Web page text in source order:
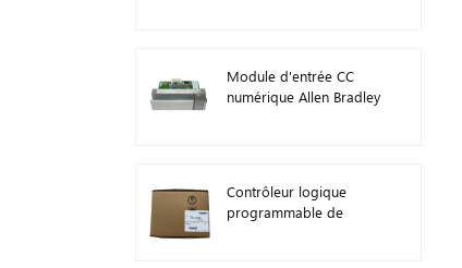
Module d'entrée CC
numérique Allen Bradley
Contrôleur logique
programmable de